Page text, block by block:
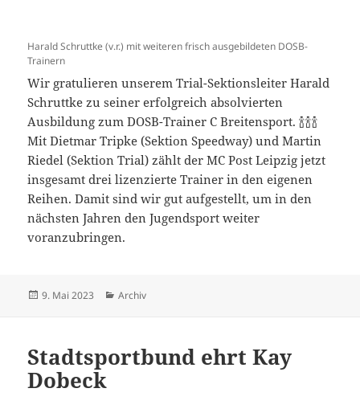
Harald Schruttke (v.r.) mit weiteren frisch ausgebildeten DOSB-
Trainern
Wir gratulieren unserem Trial-Sektionsleiter Harald
Schruttke zu seiner erfolgreich absolvierten
Ausbildung zum DOSB-Trainer C Breitensport. 🍾🍾🍾
Mit Dietmar Tripke (Sektion Speedway) und Martin
Riedel (Sektion Trial) zählt der MC Post Leipzig jetzt
insgesamt drei lizenzierte Trainer in den eigenen
Reihen. Damit sind wir gut aufgestellt, um in den
nächsten Jahren den Jugendsport weiter
voranzubringen.
Veröffentlicht
9. Mai 2023 Kategorien
Archiv
Stadtsportbund ehrt Kay
Dobeck